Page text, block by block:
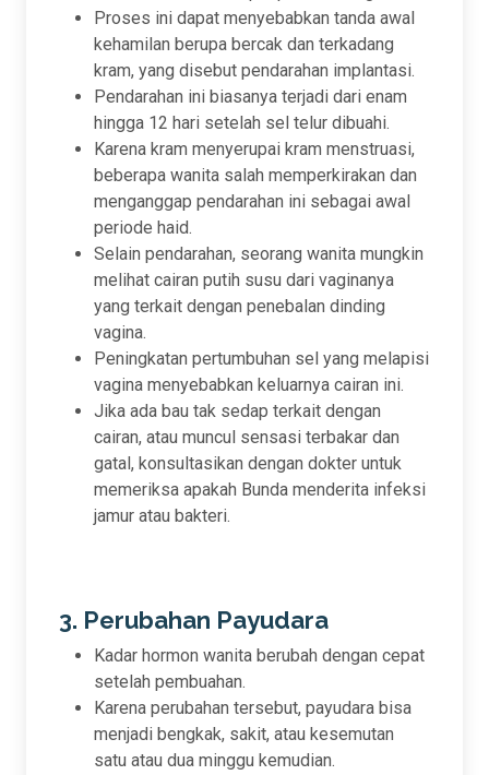
Proses ini dapat menyebabkan tanda awal
kehamilan berupa bercak dan terkadang
kram, yang disebut pendarahan implantasi.
Pendarahan ini biasanya terjadi dari enam
hingga 12 hari setelah sel telur dibuahi.
Karena kram menyerupai kram menstruasi,
beberapa wanita salah memperkirakan dan
menganggap pendarahan ini sebagai awal
periode haid.
Selain pendarahan, seorang wanita mungkin
melihat cairan putih susu dari vaginanya
yang terkait dengan penebalan dinding
vagina.
Peningkatan pertumbuhan sel yang melapisi
vagina menyebabkan keluarnya cairan ini.
Jika ada bau tak sedap terkait dengan
cairan, atau muncul sensasi terbakar dan
gatal, konsultasikan dengan dokter untuk
memeriksa apakah Bunda menderita infeksi
jamur atau bakteri.
3. Perubahan Payudara
Kadar hormon wanita berubah dengan cepat
setelah pembuahan.
Karena perubahan tersebut, payudara bisa
menjadi bengkak, sakit, atau kesemutan
satu atau dua minggu kemudian.